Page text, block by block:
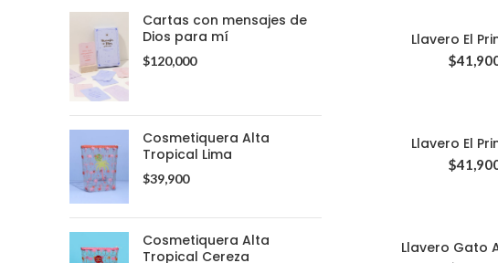
Cartas con mensajes de
Dios para mí
$120,000
Cosmetiquera Alta
Tropical Lima
$39,900
Cosmetiquera Alta
Tropical Cereza
Llavero El
$
Llavero El
$
Llavero Gato